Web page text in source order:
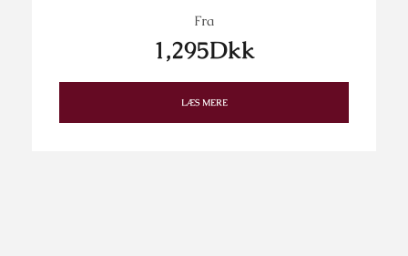
Fra
1,295Dkk
LÆS MERE